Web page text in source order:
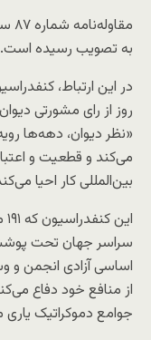
به تصویب رسیده است.
در این ارتباط،
روز از رای مشورتی
«نظر دیوان، دهه‌ها
می‌کند و قطعیت و
بین‌المللی کار احیا
سراسر جهان تحت
اساسی آزادی انجمن و
از منافع خود دفاع
جوامع دموکراتیک